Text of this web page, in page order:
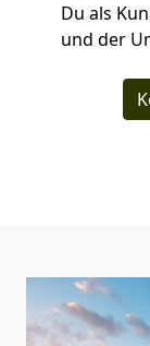
Du als
und der